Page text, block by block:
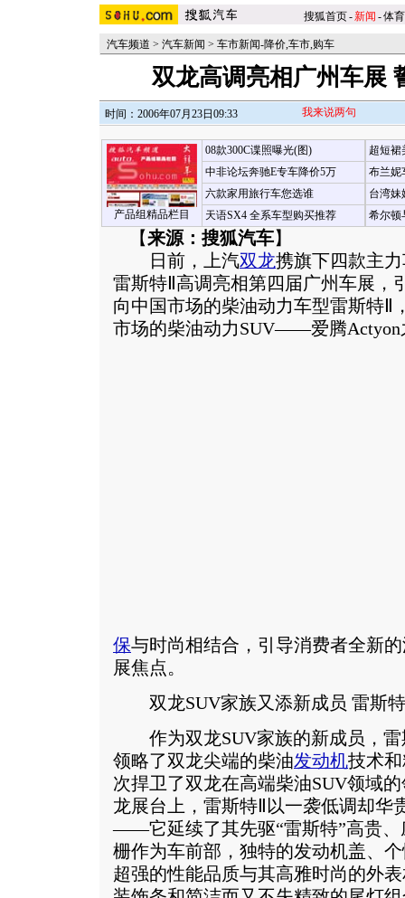
搜狐首页-新闻 -体育
汽车频道 > 汽车新闻 > 车市新闻-降价,车市,购车
双龙高调亮相广州车展
时间：2006年07月23日09:33 我来说两句
产品组精品栏目
08款300C谍照曝光(图)
中非论坛奔驰E专车降价5万
六款家用旅行车您选谁
天语SX4 全系车型购买推荐
超短裙
布兰妮
台湾妹
希尔顿
【来源：搜狐汽车】
日前，上汽双龙携旗下四款主
雷斯特Ⅱ高调亮相第四届广州车展，
向中国市场的柴油动力车型雷斯特Ⅱ
市场的柴油动力SUV——爱腾Actyon
保与时尚相结合，引导消费者全新
展焦点。
双龙SUV家族又添新成员 雷斯
作为双龙SUV家族的新成员，雷
领略了双龙尖端的柴油发动机技术
次捍卫了双龙在高端柴油SUV领域
龙展台上，雷斯特Ⅱ以一袭低调却华
——它延续了其先驱“雷斯特”高贵、
栅作为车前部，独特的发动机盖、
超强的性能品质与其高雅时尚的外